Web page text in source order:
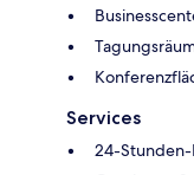
Services
24-Stunden-